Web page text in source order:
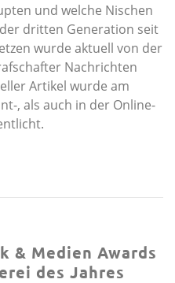
und welche Nischen
dritten Generation seit
wurde aktuell von der
Nachrichten
Artikel wurde am
, als auch in der Online-
& Medien Awards
des Jahres